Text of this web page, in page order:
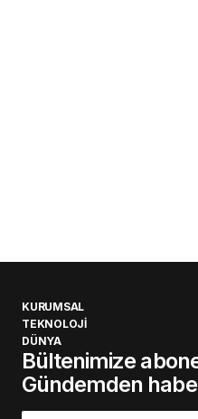
KURUMSAL
TEKNOLOJİ
DÜNYA
Bültenimize
Gündemden